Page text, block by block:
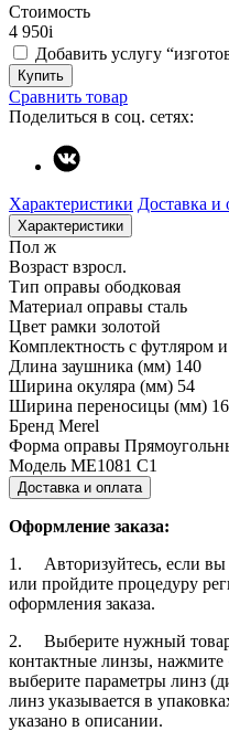
Стоимость
4 950i
Добавить услугу
Купить
Сравнить товар
Поделиться в соц. сетях:
Характеристики Доставка и
Характеристики
Пол ж
Возраст взросл.
Тип оправы ободковая
Материал оправы сталь
Цвет рамки золотой
Комплектность с футляром
Длина заушника (мм) 140
Ширина окуляра (мм) 54
Ширина переносицы (мм) 16
Бренд Merel
Форма оправы
Модель ME1081 C1
Доставка и оплата
Оформление заказа:
1. Авторизуйтесь, если вы
или пройдите процедуру
оформления заказа.
2. Выберите нужный
контактные линзы, нажмите
выберите параметры линз
линз указывается в
указано в описании.